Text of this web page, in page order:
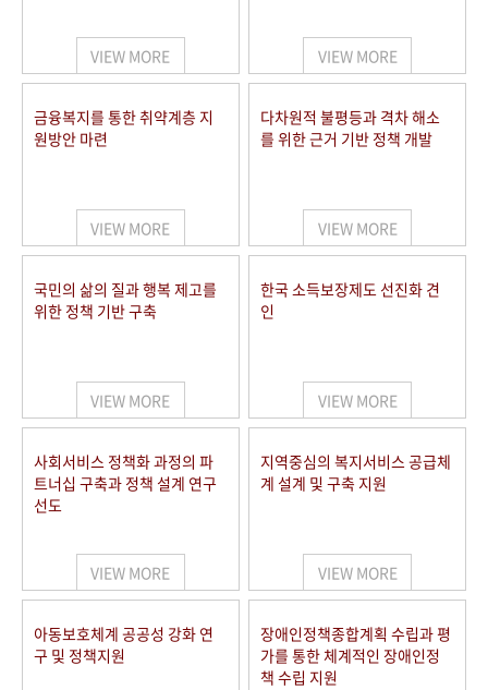
VIEW MORE VIEW MORE
금융복지를 통한 취약계층 지
원방안 마련
VIEW MORE
다차원적 불평등과 격차 해소
를 위한 근거 기반 정책 개발
VIEW MORE
국민의 삶의 질과 행복 제고를
위한 정책 기반 구축
VIEW MORE
한국 소득보장제도 선진화 견
인
VIEW MORE
사회서비스 정책화 과정의 파
트너십 구축과 정책 설계 연구
선도
VIEW MORE
지역중심의 복지서비스 공급체
계 설계 및 구축 지원
VIEW MORE
아동보호체계 공공성 강화 연
구 및 정책지원
장애인정책종합계획 수립과 평
가를 통한 체계적인 장애인정
책 수립 지원